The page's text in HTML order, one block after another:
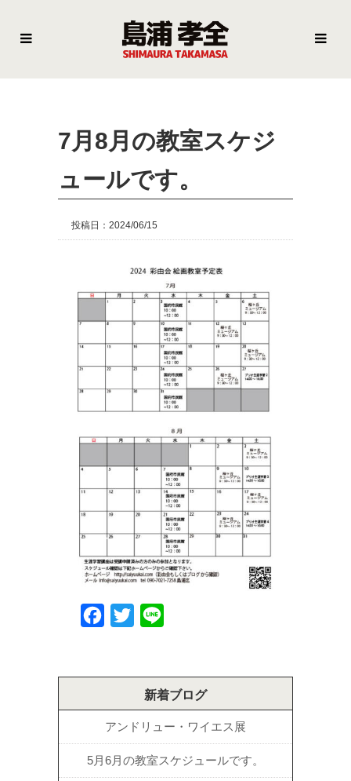
7月8月の教室スケジ
ュールです。
投稿日：2024/06/15
Facebook
Twitter
新着ブログ
アンドリュー・ワイエス展
5月6月の教室スケジュールです。